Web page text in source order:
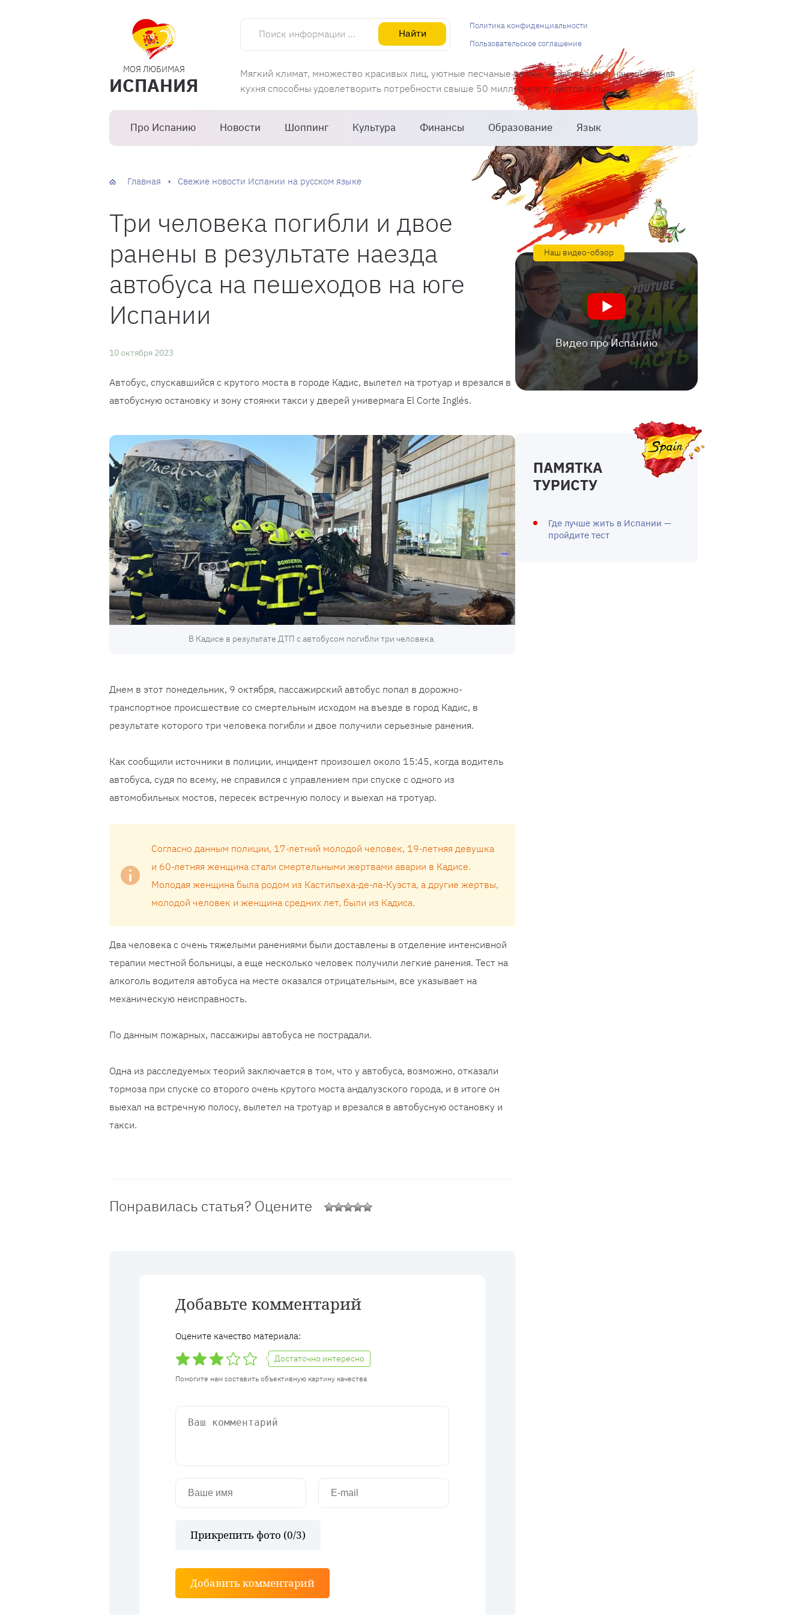
МОЯ ЛЮБИМАЯ
ИСПАНИЯ
Поиск информации об Испании
Найти
Мягкий климат, множество красивых лиц, уютные песчаные пляжи, незабываемая национальная
кухня способны удовлетворить потребности свыше 50 миллионов туристов в год.
Про Испанию Новости Шоппинг Культура Финансы Образование Язык
Политика конфиденциальности
Пользовательское соглашение
Главная Свежие новости Испании на русском языке
Три человека погибли и двое
ранены в результате наезда
автобуса на пешеходов на юге
Испании
10 октября 2023
Автобус, спускавшийся с крутого моста в городе Кадис, вылетел на тротуар и врезался в
автобусную остановку и зону стоянки такси у дверей универмага El Corte Inglés.
В Кадисе в результате ДТП с автобусом погибли три человека.
Днем в этот понедельник, 9 октября, пассажирский автобус попал в дорожно-
транспортное происшествие со смертельным исходом на въезде в город Кадис, в
результате которого три человека погибли и двое получили серьезные ранения.
Как сообщили источники в полиции, инцидент произошел около 15:45, когда водитель
автобуса, судя по всему, не справился с управлением при спуске с одного из
автомобильных мостов, пересек встречную полосу и выехал на тротуар.
Согласно данным полиции, 17-летний молодой человек, 19-летняя девушка
и 60-летняя женщина стали смертельными жертвами аварии в Кадисе.
Молодая женщина была родом из Кастильеха-де-ла-Куэста, а другие жертвы,
молодой человек и женщина средних лет, были из Кадиса.
Два человека с очень тяжелыми ранениями были доставлены в отделение интенсивной
терапии местной больницы, а еще несколько человек получили легкие ранения. Тест на
алкоголь водителя автобуса на месте оказался отрицательным, все указывает на
механическую неисправность.
По данным пожарных, пассажиры автобуса не пострадали.
Одна из расследуемых теорий заключается в том, что у автобуса, возможно, отказали
тормоза при спуске со второго очень крутого моста андалузского города, и в итоге он
выехал на встречную полосу, вылетел на тротуар и врезался в автобусную остановку и
такси.
Понравилась статья? Оцените
Добавьте комментарий
Оцените качество материала:
Достаточно интересно
Помогите нам составить объективную картину качества
Прикрепить фото (0/3)
Добавить комментарий
Наш видео-обзор
Видео про Испанию
ПАМЯТКА
ТУРИСТУ
Где лучше жить в Испании —
пройдите тест